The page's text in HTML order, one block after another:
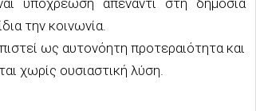
την κοινωνία.
ως αυτονόητη προτεραιότητα και
χωρίς ουσιαστική λύση.